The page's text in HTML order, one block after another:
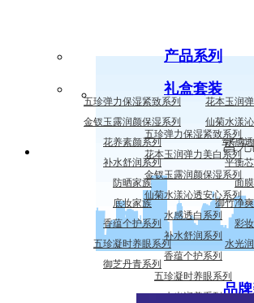
产品系列
五珍弹力保湿紧致系列
花本玉润
金钗玉露润颜保湿系列
仙菊水漾
花养素颜系列
水感
补水舒润系列
平衡
防晒家族
面
底妆家族
御竹净
香蕴个护系列
彩
五珍凝时养眼系列
水光
御芝丹青系列
礼盒套装
五珍弹力保湿紧致系列
花本玉润弹力美白系列
金钗玉露润颜保湿系列
仙菊水漾沁透安心系列
水感透白系列
补水舒润系列
香蕴个护系列
五珍凝时养眼系列
水光润养系列品